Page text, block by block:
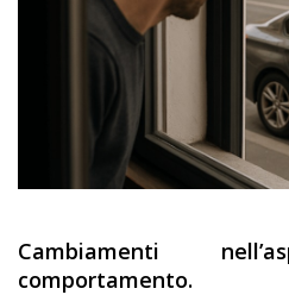
Cambiamenti
comportamento.